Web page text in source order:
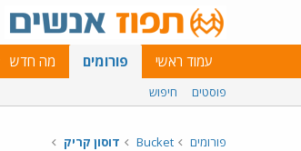
עמוד ראשי פורומים מה חדש
פוסטים חיפוש
פורומים Bucket דוסון קריק